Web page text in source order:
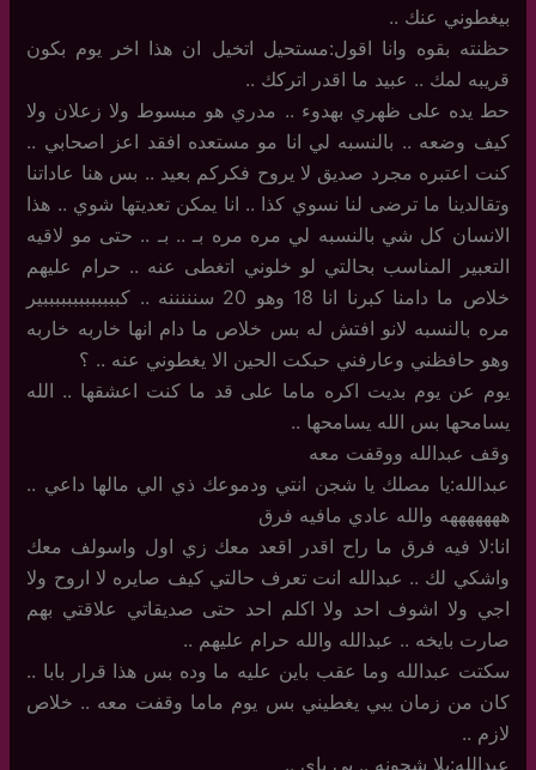
بيغطوني عنك ..
حظنته بقوه وانا اقول:مستحيل اتخيل ان هذا اخر يوم بكون
قريبه لمك .. عبيد ما اقدر اتركك ..
حط يده على ظهري بهدوء .. مدري هو مبسوط ولا زعلان ولا
كيف وضعه .. بالنسبه لي انا مو مستعده افقد اعز اصحابي ..
كنت اعتبره مجرد صديق لا يروح فكركم بعيد .. بس هنا عاداتنا
وتقالدينا ما ترضى لنا نسوي كذا .. انا يمكن تعديتها شوي .. هذا
الانسان كل شي بالنسبه لي مره مره بـ .. بـ .. حتى مو لاقيه
التعبير المناسب بحالتي لو خلوني اتغطى عنه .. حرام عليهم
خلاص ما دامنا كبرنا انا 18 وهو 20 سنننننه .. كبببببببببببببير
مره بالنسبه لانو افتش له بس خلاص ما دام انها خاربه خاربه
وهو حافظني وعارفني حبكت الحين الا يغطوني عنه .. ؟
يوم عن يوم بديت اكره ماما على قد ما كنت اعشقها .. الله
يسامحها بس الله يسامحها ..
وقف عبدالله ووقفت معه
عبدالله:يا مصلك يا شجن انتي ودموعك ذي الي مالها داعي ..
هههههههه والله عادي مافيه فرق
انا:لا فيه فرق ما راح اقدر اقعد معك زي اول واسولف معك
واشكي لك .. عبدالله انت تعرف حالتي كيف صايره لا اروح ولا
اجي ولا اشوف احد ولا اكلم احد حتى صديقاتي علاقتي بهم
صارت بايخه .. عبدالله والله حرام عليهم ..
سكتت عبدالله وما عقب باين عليه ما وده بس هذا قرار بابا ..
كان من زمان يبي يغطيني بس يوم ماما وقفت معه .. خلاص
لازم ..
عبدالله:يلا شجونه .. بي باي ..